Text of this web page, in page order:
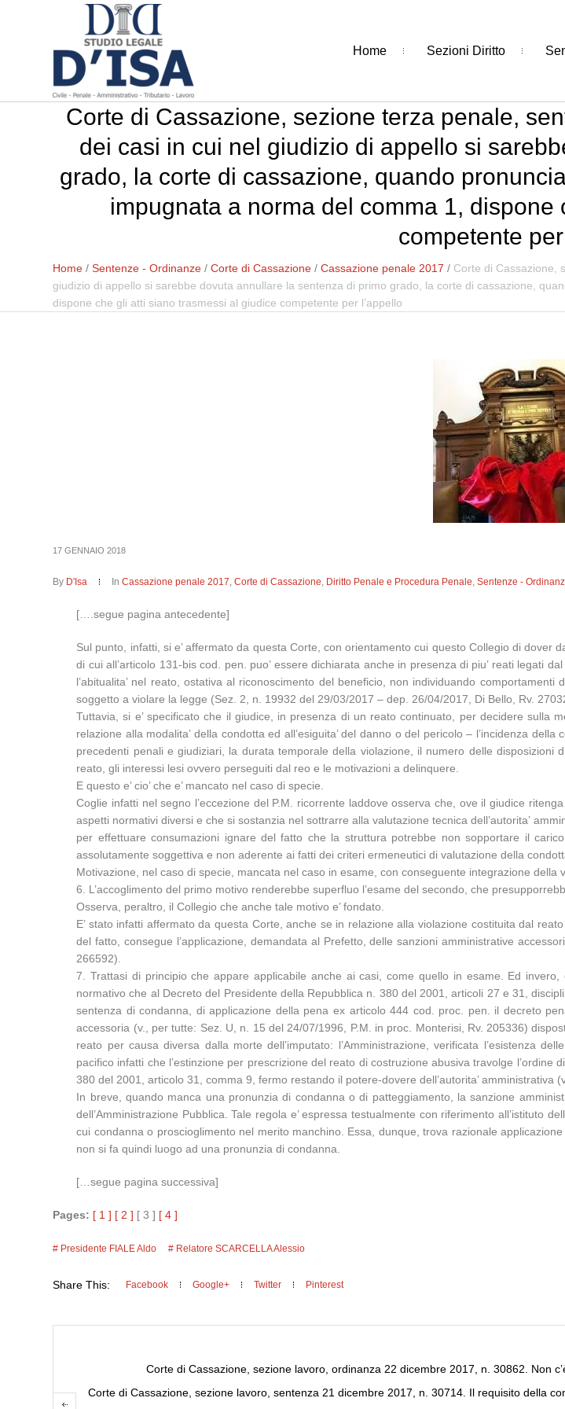
Home Sezioni Diritto
Corte di Cassazione, sezione terza penale,
dei casi in cui nel giudizio di appello si
grado, la corte di cassazione, quando
impugnata a norma del comma 1,
competente
Home /Sentenze - Ordinanze /Corte di Cassazione /Cassazione penale 2017 / Corte di Cassazione,
giudizio di appello si sarebbe dovuta annullare la sentenza di primo grado, la corte di cassazione,
dispone che gli atti siano trasmessi al giudice competente per l’appello
17 GENNAIO 2018
By D'Isa InCassazione penale 2017,Corte di Cassazione, Diritto Penale e Procedura Penale,Sentenze -
[….segue pagina antecedente]
Sul punto, infatti, si e’ affermato da questa Corte, con orientamento cui questo Collegio di dover
di cui all’articolo 131-bis cod. pen. puo’ essere dichiarata anche in presenza di piu’ reati legati
l’abitualita’ nel reato, ostativa al riconoscimento del beneficio, non individuando
soggetto a violare la legge (Sez. 2, n. 19932 del 29/03/2017 – dep. 26/04/2017, Di Bello, Rv.
Tuttavia, si e’ specificato che il giudice, in presenza di un reato continuato, per decidere sulla
relazione alla modalita’ della condotta ed all’esiguita’ del danno o del pericolo – l’incidenza
precedenti penali e giudiziari, la durata temporale della violazione, il numero delle
reato, gli interessi lesi ovvero perseguiti dal reo e le motivazioni a delinquere.
E questo e’ cio’ che e’ mancato nel caso di specie.
Coglie infatti nel segno l’eccezione del P.M. ricorrente laddove osserva che, ove il giudice
aspetti normativi diversi e che si sostanzia nel sottrarre alla valutazione tecnica dell’autorita’
per effettuare consumazioni ignare del fatto che la struttura potrebbe non sopportare il
assolutamente soggettiva e non aderente ai fatti dei criteri ermeneutici di valutazione della
Motivazione, nel caso di specie, mancata nel caso in esame, con conseguente integrazione della
6. L’accoglimento del primo motivo renderebbe superfluo l’esame del secondo, che
Osserva, peraltro, il Collegio che anche tale motivo e’ fondato.
E’ stato infatti affermato da questa Corte, anche se in relazione alla violazione costituita dal
del fatto, consegue l’applicazione, demandata al Prefetto, delle sanzioni amministrative
266592).
7. Trattasi di principio che appare applicabile anche ai casi, come quello in esame. Ed
normativo che al Decreto del Presidente della Repubblica n. 380 del 2001, articoli 27 e 31,
sentenza di condanna, di applicazione della pena ex articolo 444 cod. proc. pen. il decreto
accessoria (v., per tutte: Sez. U, n. 15 del 24/07/1996, P.M. in proc. Monterisi, Rv. 205336)
reato per causa diversa dalla morte dell’imputato: l’Amministrazione, verificata l’esistenza
pacifico infatti che l’estinzione per prescrizione del reato di costruzione abusiva travolge
380 del 2001, articolo 31, comma 9, fermo restando il potere-dovere dell’autorita’
In breve, quando manca una pronunzia di condanna o di patteggiamento, la sanzione
dell’Amministrazione Pubblica. Tale regola e’ espressa testualmente con riferimento all’istituto
cui condanna o proscioglimento nel merito manchino. Essa, dunque, trova razionale
non si fa quindi luogo ad una pronunzia di condanna.
[…segue pagina successiva]
Pages: [ 1 ] [ 2 ] [ 3 ] [ 4 ]
Presidente FIALE Aldo Relatore SCARCELLA Alessio
Share This: Facebook Google+ Twitter Pinterest
Corte di Cassazione, sezione lavoro, ordinanza 22 dicembre 2017, n. 30862. Non
Corte di Cassazione, sezione lavoro, sentenza 21 dicembre 2017, n. 30714. Il requisito della